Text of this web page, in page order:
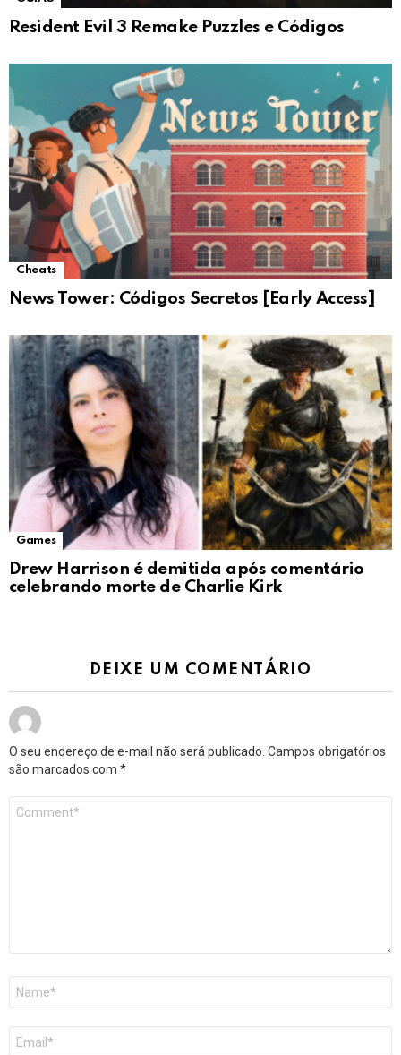
Resident Evil 3 Remake Puzzles e Códigos
Cheats
News Tower: Códigos Secretos [Early Access]
Games
Drew Harrison é demitida após comentário
celebrando morte de Charlie Kirk
DEIXE UM COMENTÁRIO
O seu endereço de e-mail não será publicado. Campos obrigatórios
são marcados com *
mail